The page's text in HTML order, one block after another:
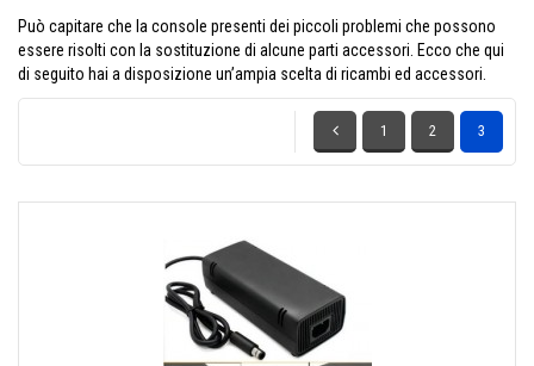
Può capitare che la console presenti dei piccoli problemi che possono
essere risolti con la sostituzione di alcune parti accessori. Ecco che qui
di seguito hai a disposizione un’ampia scelta di ricambi ed accessori.
1 2 3